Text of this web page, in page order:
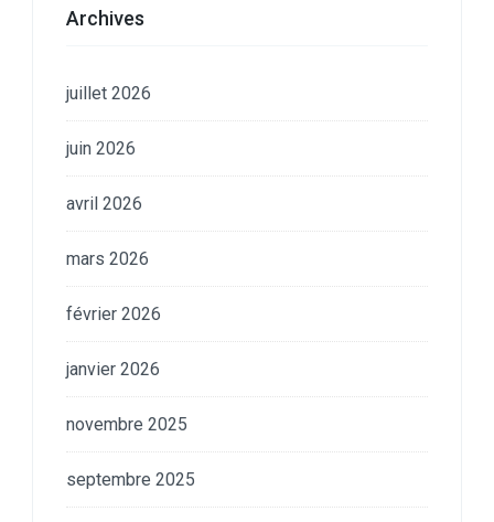
Archives
juillet 2026
juin 2026
avril 2026
mars 2026
février 2026
janvier 2026
novembre 2025
septembre 2025